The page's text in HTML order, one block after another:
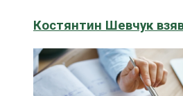
Костянтин Шевчук